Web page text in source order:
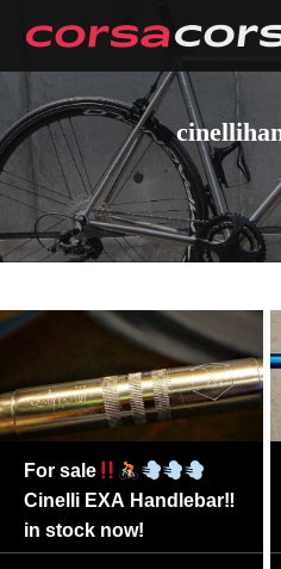
For sale
Cinelli EXA Handlebar‼
in stock now!